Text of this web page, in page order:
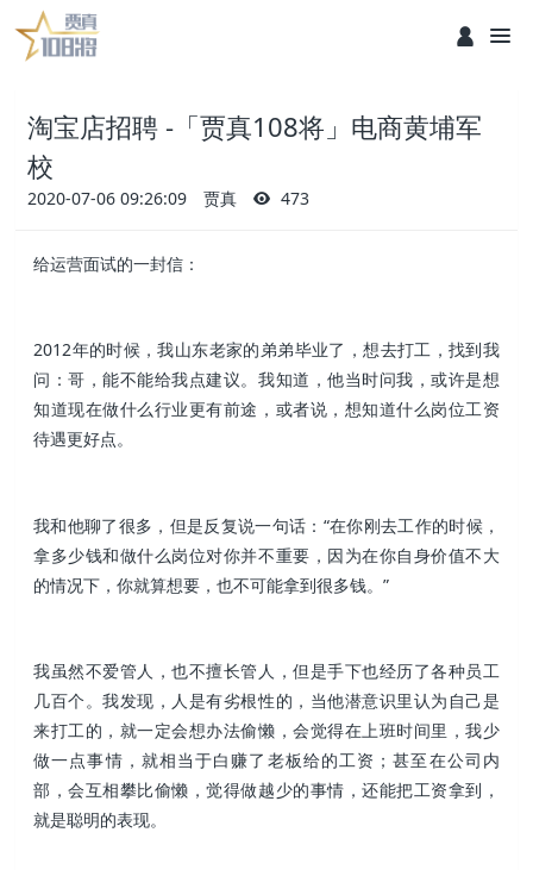
淘宝店招聘 -「贾真108将」电商黄埔军
校
2020-07-06 09:26:09 贾真 473
给运营面试的一封信：
2012年的时候，我山东老家的弟弟毕业了，想去打工，找到我
问：哥，能不能给我点建议。我知道，他当时问我，或许是想
知道现在做什么行业更有前途，或者说，想知道什么岗位工资
待遇更好点。
我和他聊了很多，但是反复说一句话：“在你刚去工作的时候，
拿多少钱和做什么岗位对你并不重要，因为在你自身价值不大
的情况下，你就算想要，也不可能拿到很多钱。”
我虽然不爱管人，也不擅长管人，但是手下也经历了各种员工
几百个。我发现，人是有劣根性的，当他潜意识里认为自己是
来打工的，就一定会想办法偷懒，会觉得在上班时间里，我少
做一点事情，就相当于白赚了老板给的工资；甚至在公司内
部，会互相攀比偷懒，觉得做越少的事情，还能把工资拿到，
就是聪明的表现。